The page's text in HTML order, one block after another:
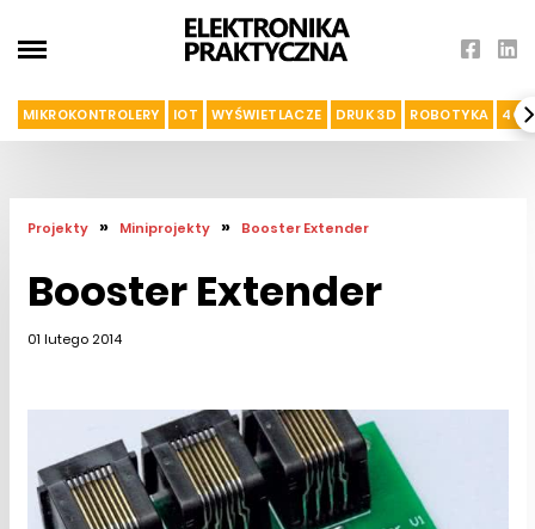
MIKROKONTROLERY IOT WYŚWIETLACZE DRUK 3D ROBOTYKA 4G I
Projekty » Miniprojekty » Booster Extender
Booster Extender
01 lutego 2014